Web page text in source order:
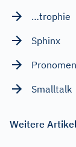
…trophie
Sphinx
Pronomen
Smalltalk
Weitere